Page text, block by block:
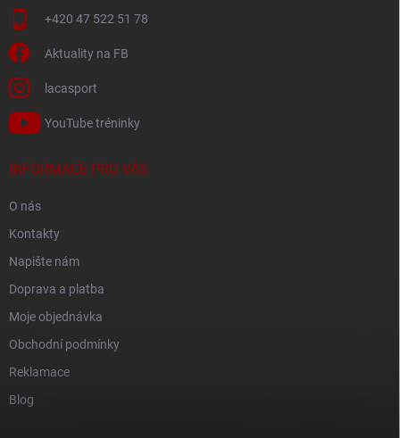
+420 47 522 51 78
Aktuality na FB
lacasport
YouTube tréninky
INFORMACE PRO VÁS
O nás
Kontakty
Napište nám
Doprava a platba
Moje objednávka
Obchodní podmínky
Reklamace
Blog